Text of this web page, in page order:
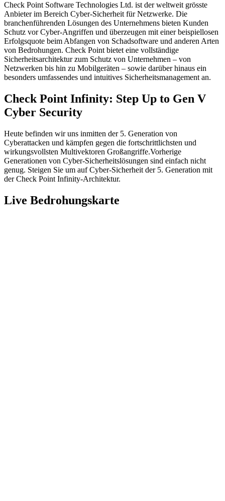
Check Point Software Technologies Ltd. ist der weltweit grösste
Anbieter im Bereich Cyber-Sicherheit für Netzwerke. Die
branchenführenden Lösungen des Unternehmens bieten Kunden
Schutz vor Cyber-Angriffen und überzeugen mit einer beispiellosen
Erfolgsquote beim Abfangen von Schadsoftware und anderen Arten
von Bedrohungen. Check Point bietet eine vollständige
Sicherheitsarchitektur zum Schutz von Unternehmen – von
Netzwerken bis hin zu Mobilgeräten – sowie darüber hinaus ein
besonders umfassendes und intuitives Sicherheitsmanagement an.
Check Point Infinity: Step Up to Gen V
Cyber Security
Heute befinden wir uns inmitten der 5. Generation von
Cyberattacken und kämpfen gegen die fortschrittlichsten und
wirkungsvollsten Multivektoren Großangriffe.Vorherige
Generationen von Cyber-Sicherheitslösungen sind einfach nicht
genug. Steigen Sie um auf Cyber-Sicherheit der 5. Generation mit
der Check Point Infinity-Architektur.
Live Bedrohungskarte